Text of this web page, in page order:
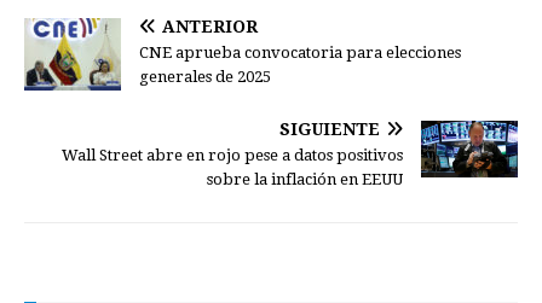
ANTERIOR
CNE aprueba convocatoria para elecciones
generales de 2025
SIGUIENTE
Wall Street abre en rojo pese a datos positivos
sobre la inflación en EEUU